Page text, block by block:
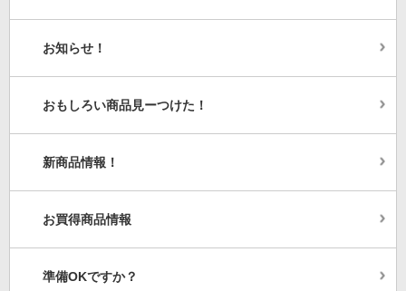
お知らせ！
おもしろい商品見ーつけた！
新商品情報！
お買得商品情報
準備OKですか？